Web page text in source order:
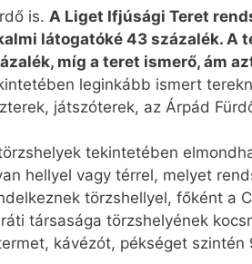
is. A Liget Ifjúsági Teret
látogatóké 43 százalék. A
míg a teret ismerő, ám
leginkább ismert
játszóterek, az Árpád
tekintetében
hellyel vagy térrel, melyet
törzshellyel, főként a
társasága törzshelyének
kávézót, pékséget